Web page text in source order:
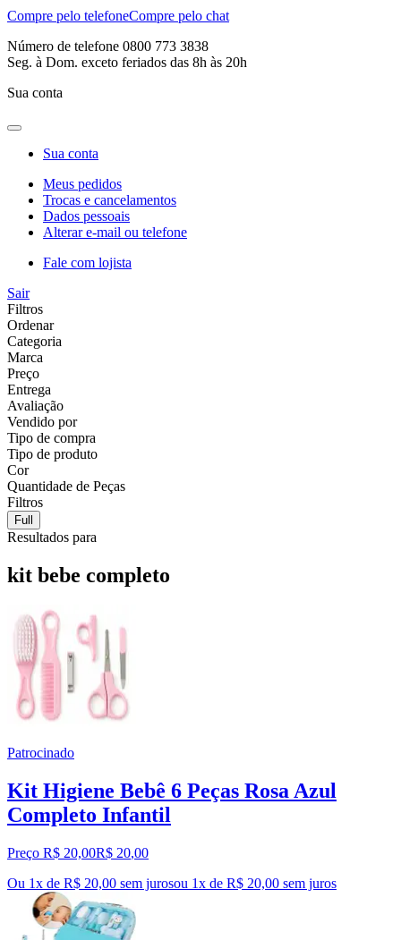
Compre pelo telefoneCompre pelo chat
Número de telefone 0800 773 3838
Seg. à Dom. exceto feriados das 8h às 20h
Sua conta
Sua conta
Meus pedidos
Trocas e cancelamentos
Dados pessoais
Alterar e-mail ou telefone
Fale com lojista
Sair
Filtros
Ordenar
Categoria
Marca
Preço
Entrega
Avaliação
Vendido por
Tipo de compra
Tipo de produto
Cor
Quantidade de Peças
Filtros
Full
Resultados para
kit bebe completo
Patrocinado
Kit Higiene Bebê 6 Peças Rosa Azul
Completo Infantil
Preço R$ 20,00R$ 20,00
Ou 1x de R$ 20,00 sem jurosou 1x de R$ 20,00 sem juros